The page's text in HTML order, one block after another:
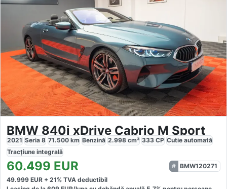
BMW 840i xDrive Cabrio M Sport
2021 Seria 8 71.500 km Benzină 2.998 cm³ 333 CP Cutie automată
Tracțiune integrală
60.499 EUR
BMW120271
49.999 EUR + 21% TVA deductibil